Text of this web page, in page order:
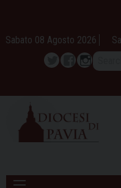
content
Sabato 08 Agosto 2026
TwitterFacebook
Instagram